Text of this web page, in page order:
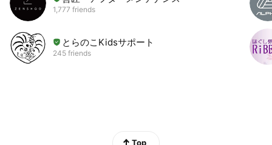
1,777 friends
とらのこKidsサポート
245 friends
Top